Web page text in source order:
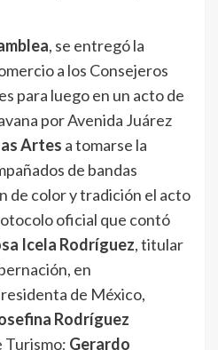
, se entregó la
a los Consejeros
para luego en un acto de
por Avenida Juárez
Artes a tomarse la
de bandas
de color y tradición el acto
oficial que contó
Icela Rodríguez, titular
en
de México,
Rodríguez
Turismo; Gerardo